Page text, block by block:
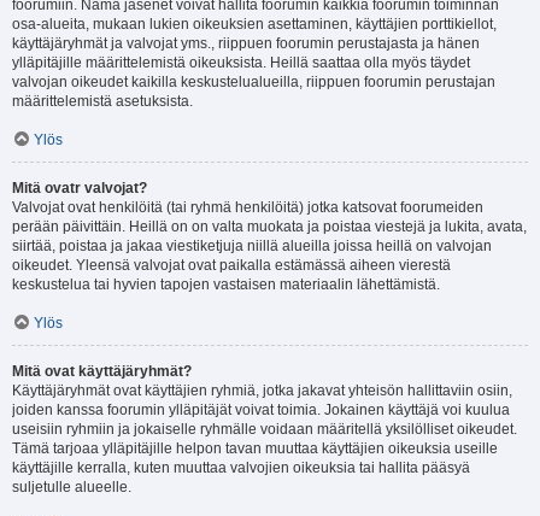
foorumiin. Nämä jäsenet voivat hallita foorumin kaikkia foorumin toiminnan
osa-alueita, mukaan lukien oikeuksien asettaminen, käyttäjien porttikiellot,
käyttäjäryhmät ja valvojat yms., riippuen foorumin perustajasta ja hänen
ylläpitäjille määrittelemistä oikeuksista. Heillä saattaa olla myös täydet
valvojan oikeudet kaikilla keskustelualueilla, riippuen foorumin perustajan
määrittelemistä asetuksista.
Ylös
Mitä ovatr valvojat?
Valvojat ovat henkilöitä (tai ryhmä henkilöitä) jotka katsovat foorumeiden
perään päivittäin. Heillä on on valta muokata ja poistaa viestejä ja lukita, avata,
siirtää, poistaa ja jakaa viestiketjuja niillä alueilla joissa heillä on valvojan
oikeudet. Yleensä valvojat ovat paikalla estämässä aiheen vierestä
keskustelua tai hyvien tapojen vastaisen materiaalin lähettämistä.
Ylös
Mitä ovat käyttäjäryhmät?
Käyttäjäryhmät ovat käyttäjien ryhmiä, jotka jakavat yhteisön hallittaviin osiin,
joiden kanssa foorumin ylläpitäjät voivat toimia. Jokainen käyttäjä voi kuulua
useisiin ryhmiin ja jokaiselle ryhmälle voidaan määritellä yksilölliset oikeudet.
Tämä tarjoaa ylläpitäjille helpon tavan muuttaa käyttäjien oikeuksia useille
käyttäjille kerralla, kuten muuttaa valvojien oikeuksia tai hallita pääsyä
suljetulle alueelle.